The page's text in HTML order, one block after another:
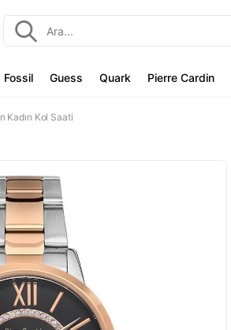
Fossil Guess Quark Pierre Cardin
Kadın Kol Saati